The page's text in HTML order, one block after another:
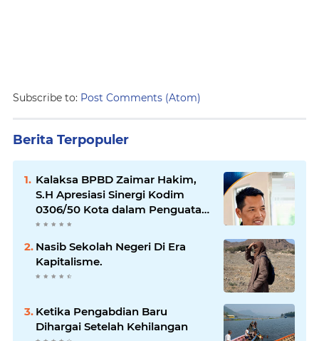
Subscribe to: Post Comments (Atom)
Berita Terpopuler
Kalaksa BPBD Zaimar Hakim,
S.H Apresiasi Sinergi Kodim
0306/50 Kota dalam Penguatan
Mitigasi dan Penanganan
Bencana
Nasib Sekolah Negeri Di Era
Kapitalisme.
Ketika Pengabdian Baru
Dihargai Setelah Kehilangan